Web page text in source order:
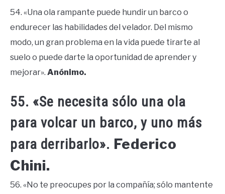
54. «Una ola rampante puede hundir un barco o
endurecer las habilidades del velador. Del mismo
modo, un gran problema en la vida puede tirarte al
suelo o puede darte la oportunidad de aprender y
mejorar». Anónimo.
55. «Se necesita sólo una ola
para volcar un barco, y uno más
para derribarlo». Federico
Chini.
56. «No te preocupes por la compañía; sólo mantente